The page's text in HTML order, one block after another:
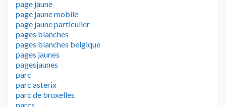
page jaune
page jaune mobile
page jaune particulier
pages blanches
pages blanches belgique
pages jaunes
pagesjaunes
parc
parc asterix
parc de bruxelles
parcs